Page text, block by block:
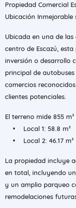
Propiedad Comercial
Ubicación Inmejorable
Ubicada en una de
centro de Escazú,
inversión o desarrollo
principal de
comercios
clientes potenciales.
El terreno mide 855
• Local 1: 58.8 m²
• Local 2: 46.17 m²
La propiedad incluye
en total, incluyendo
y un amplio parqueo
remodelaciones